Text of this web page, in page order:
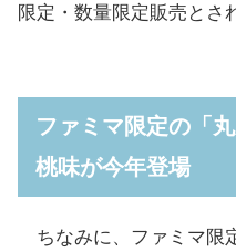
限定・数量限定販売とさ
ファミマ限定の「
桃味が今年登場
ちなみに、ファミマ限